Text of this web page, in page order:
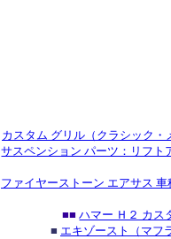
カスタム グリル（クラシック
サスペンション パーツ：リフ
ファイヤーストーン エアサス
■■ ハマー Ｈ２ カス
■ エキゾースト（マフ